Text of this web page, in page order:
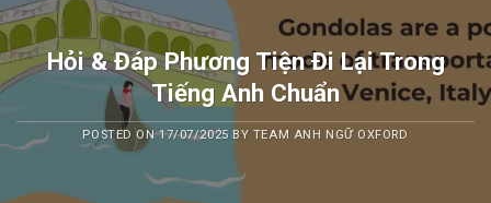
Hỏi & Đáp Phương Tiện Đi Lại Trong
Tiếng Anh Chuẩn
POSTED ON17/07/2025 BY TEAM ANH NGỮ OXFORD